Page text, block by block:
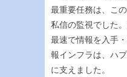
最重要任務は、こ
私信の監視でした
最速で情報を入手
報インフラは、ハ
に支えました。